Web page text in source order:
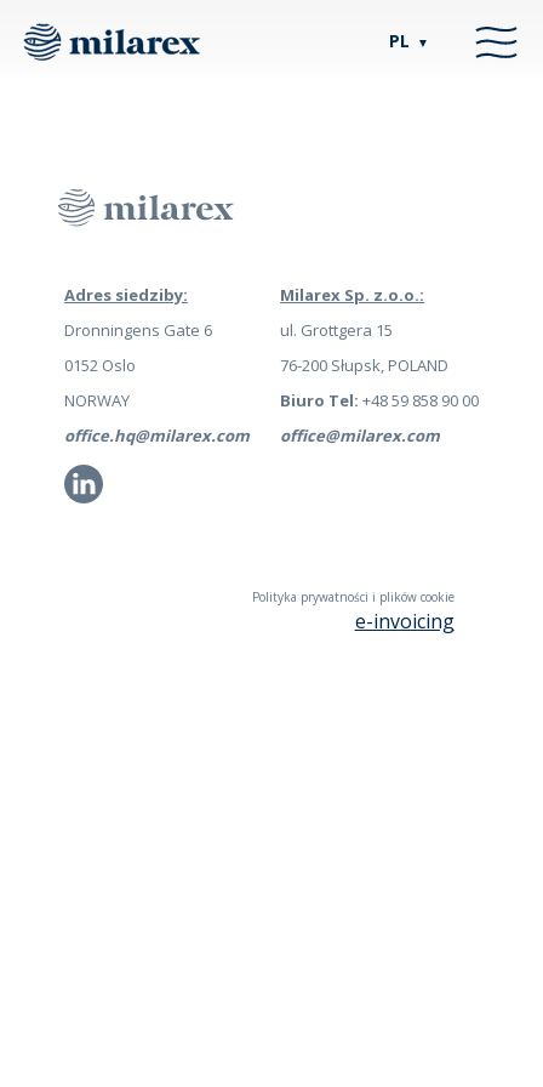
PL ▼
Adres siedziby:
Dronningens Gate 6
0152 Oslo
NORWAY
office.hq@milarex.com
Li
Milarex Sp. z.o.o.:
ul. Grottgera 15
76-200 Słupsk, POLAND
Biuro Tel: +48 59 858 90 00
office@milarex.com
Polityka prywatności i plików cookie
e-invoicing